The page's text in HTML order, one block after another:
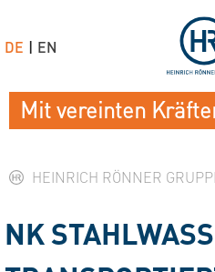
HEINRICH RÖNNER
NK
Mit vereinten
DE EN